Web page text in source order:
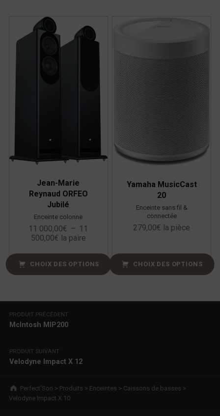
Jean-Marie
Reynaud ORFEO
Jubilé
Enceinte colonne
11 000,00€ – 11
500,00€ la paire
CHOIX DES OPTIONS
Yamaha MusicCast
20
Enceinte sans fil &
connectée
279,00€ la pièce
CHOIX DES OPTIONS
Navigation de l’article
PRODUIT PRÉCÉDENT
McIntosh MIP200
PRODUIT SUIVANT
Velodyne Impact X 12
Breadcrumbs navigation
Perfect’Son > Produits > Enceintes > Caissons de basses >
Velodyne Impact X 10